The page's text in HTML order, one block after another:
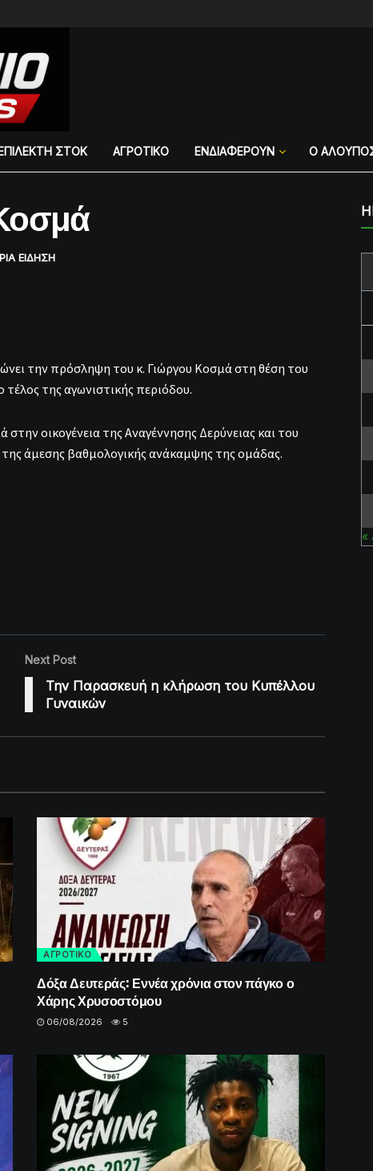
ΣΤΟΚ ΑΓΡΟΤΙΚΟ ΕΝΔΙΑΦΕΡΟΥΝ Ο
ΕΙΔΗΣΗ
την πρόσληψη του κ. Γιώργου Κοσμά στη θέση του
της αγωνιστικής περιόδου.
οικογένεια της Αναγέννησης Δερύνειας και του
άμεσης βαθμολογικής ανάκαμψης της ομάδας.
Next Post
Την Παρασκευή η κλήρωση του Κυπέλλου
Γυναικών
ΑΓΡΟΤΙΚΟ
Δόξα Δευτεράς: Εννέα χρόνια στον πάγκο ο
Χάρης Χρυσοστόμου
06/08/2026 5
«